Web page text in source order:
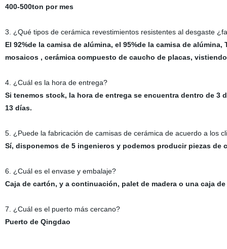
400-500ton por mes
3. ¿Qué tipos de cerámica revestimientos resistentes al desgaste
El 92%de la camisa de alúmina, el 95%de la camisa de
mosaicos , cerámica compuesto de caucho de placas,
4. ¿Cuál es la hora de entrega?
Si tenemos stock, la hora de entrega se encuentra dentro de
13 días.
5. ¿Puede la fabricación de camisas de cerámica de acuerdo a los
Sí, disponemos de 5 ingenieros y podemos producir piezas
6. ¿Cuál es el envase y embalaje?
Caja de cartón, y a continuación, palet de madera o una caja
7. ¿Cuál es el puerto más cercano?
Puerto de Qingdao